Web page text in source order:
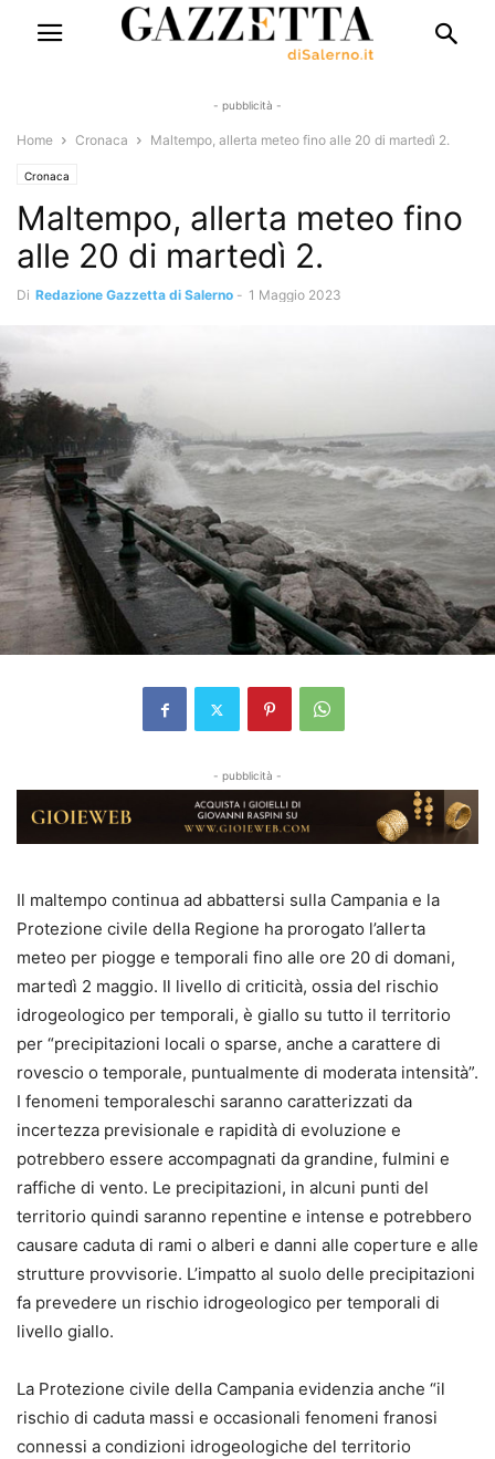
- pubblicità -
Home Cronaca Maltempo, allerta meteo fino alle 20 di martedì 2.
Cronaca
Maltempo, allerta meteo fino
alle 20 di martedì 2.
Di Redazione Gazzetta di Salerno - 1 Maggio 2023
- pubblicità -
Il maltempo continua ad abbattersi sulla Campania e la
Protezione civile della Regione ha prorogato l’allerta
meteo per piogge e temporali fino alle ore 20 di domani,
martedì 2 maggio. Il livello di criticità, ossia del rischio
idrogeologico per temporali, è giallo su tutto il territorio
per “precipitazioni locali o sparse, anche a carattere di
rovescio o temporale, puntualmente di moderata intensità”.
I fenomeni temporaleschi saranno caratterizzati da
incertezza previsionale e rapidità di evoluzione e
potrebbero essere accompagnati da grandine, fulmini e
raffiche di vento. Le precipitazioni, in alcuni punti del
territorio quindi saranno repentine e intense e potrebbero
causare caduta di rami o alberi e danni alle coperture e alle
strutture provvisorie. L’impatto al suolo delle precipitazioni
fa prevedere un rischio idrogeologico per temporali di
livello giallo.
La Protezione civile della Campania evidenzia anche “il
rischio di caduta massi e occasionali fenomeni franosi
connessi a condizioni idrogeologiche del territorio